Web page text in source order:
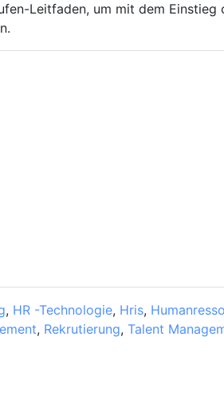
Leitfaden, um mit dem Einstieg
, HR -Technologie, Hris,
, Rekrutierung, Talent